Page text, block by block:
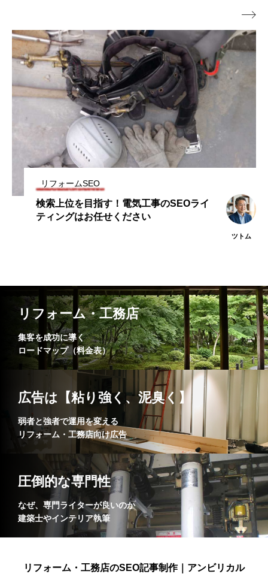
リフォームSEO
検索上位を目指す！電気工事のSEOライ
ティングはお任せください
ツトム

リフォーム・工務店
集客を成功に導く
ロードマップ（料金表）
広告は【粘り強く、泥臭く】
弱者と強者で運用を変える
リフォーム・工務店向け広告
圧倒的な専門性
なぜ、専門ライターが良いのか
建築士やインテリア執筆
リフォーム・工務店のSEO記事制作｜アンビリカル